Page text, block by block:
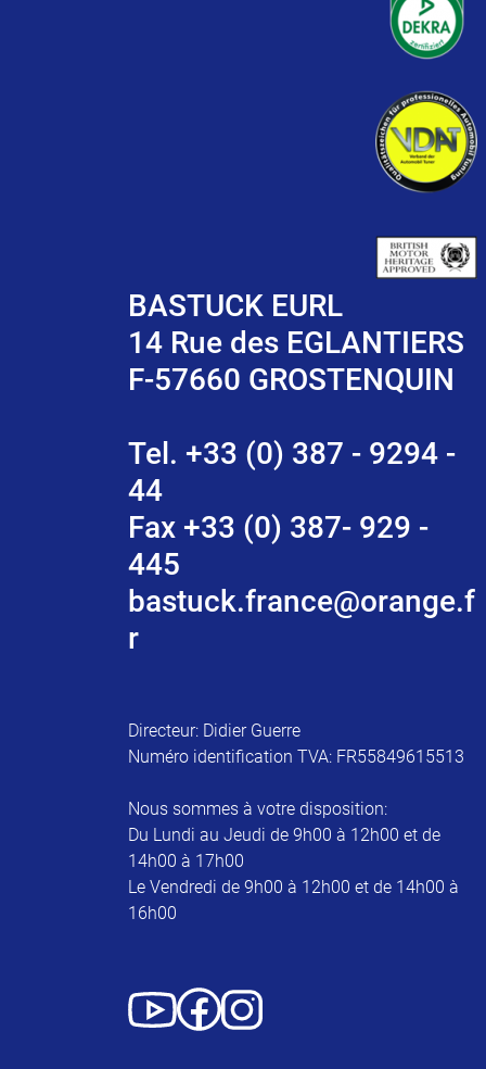
BASTUCK EURL
14 Rue des EGLANTIERS
F-57660 GROSTENQUIN
Tel. +33 (0) 387 - 9294 -
44
Fax +33 (0) 387- 929 -
445
bastuck.france@orange.f
r
Directeur: Didier Guerre
Numéro identification TVA: FR55849615513
Nous sommes à votre disposition:
Du Lundi au Jeudi de 9h00 à 12h00 et de
14h00 à 17h00
Le Vendredi de 9h00 à 12h00 et de 14h00 à
16h00